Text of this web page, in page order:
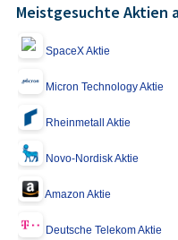
Meistgesuchte Aktien
SpaceX Aktie
Micron Technology Aktie
Rheinmetall Aktie
Novo-Nordisk Aktie
Amazon Aktie
Deutsche Telekom Aktie